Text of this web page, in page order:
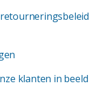
klanten in beeld